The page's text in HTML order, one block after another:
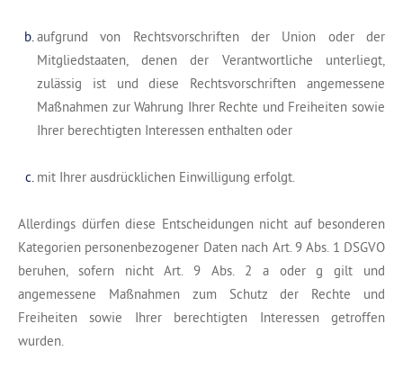
aufgrund von Rechtsvorschriften der Union oder der
Mitgliedstaaten, denen der Verantwortliche unterliegt,
zulässig ist und diese Rechtsvorschriften angemessene
Maßnahmen zur Wahrung Ihrer Rechte und Freiheiten sowie
Ihrer berechtigten Interessen enthalten oder
mit Ihrer ausdrücklichen Einwilligung erfolgt.
Allerdings dürfen diese Entscheidungen nicht auf besonderen
Kategorien personenbezogener Daten nach Art. 9 Abs. 1 DSGVO
beruhen, sofern nicht Art. 9 Abs. 2 a oder g gilt und
angemessene Maßnahmen zum Schutz der Rechte und
Freiheiten sowie Ihrer berechtigten Interessen getroffen
wurden.